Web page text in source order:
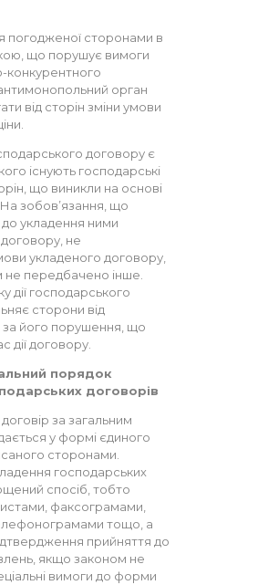
погодженої сторонами в
що порушує вимоги
конкурентного
орган
від сторін зміни умови
договору є
існують господарські
що виникли на основі
зобов’язання, що
до укладення ними
не
укладеного договору,
передбачено інше.
дії господарського
сторони від
за його порушення, що
дії договору.
порядок
договорів
за загальним
у формі єдиного
сторонами.
господарських
спосіб, тобто
факсограмами,
тощо, а
прийняття до
якщо законом не
вимоги до форми